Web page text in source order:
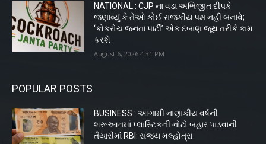
NATIONAL : CJP ના વડા અભિજીત દીપકે
જણાવ્યું કે તેઓ કોઈ રાજકીય પક્ષ નહીં બનાવે;
‘કોકરોચ જનતા પાર્ટી’ એક દબાણ જૂથ તરીકે કામ
કરશે
August 6, 2026 4:31 PM
POPULAR POSTS
BUSINESS : આગામી નાણાકીય વર્ષની
શરૂઆતમાં પ્લાસ્ટિકની નોટો બહાર પાડવાની
તૈયારીમાં RBI: સંજય મલ્હોત્રા